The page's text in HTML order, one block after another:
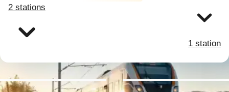
2 stations
1 station